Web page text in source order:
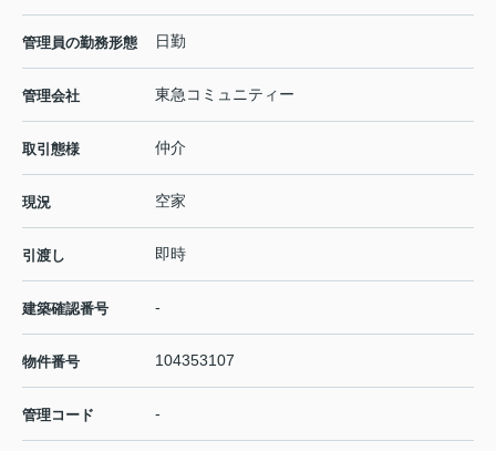
管理員の勤務形態 日勤
管理会社 東急コミュニティー
取引態様 仲介
現況 空家
引渡し 即時
建築確認番号 -
物件番号 104353107
管理コード -